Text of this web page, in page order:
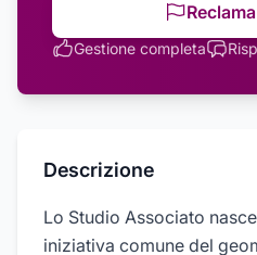
Gestione completa
Descrizione
Lo Studio Associato
iniziativa comune del